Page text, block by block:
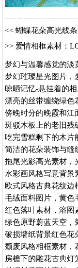
<< 蝴蝶花朵高光线
>> 爱情相框素材：
梦幻与温馨感觉的淡
梦幻璀璨星光图片，
晾晒记忆-悬挂着的
漂亮的丝带缠绕绿色
傍晚时分的晚霞和江
斑驳木板上的老旧残
吃完雪糕剩下的木片
简洁的花朵装饰与缝
拖尾光影高光素材，
水彩画风格写意背景
欧式风格古典花纹边
毛绒面料图片，黄色
红色落叶素材，溶图
绿色原野蔚蓝天空，
破损墙纸背景红色花
颓废风格相框素材，
房檐下的雕花古典